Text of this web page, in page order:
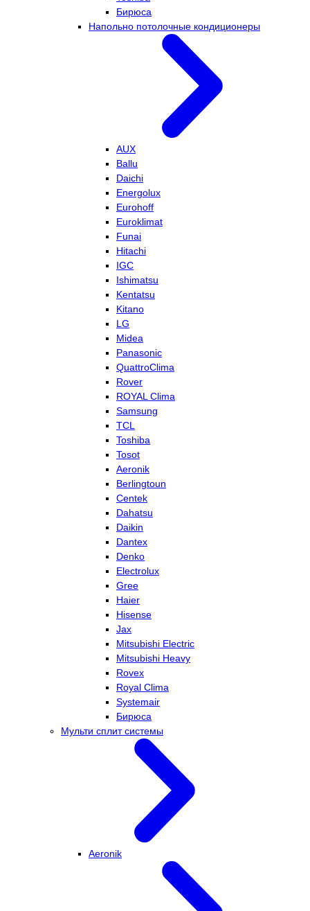
Бирюса
Напольно потолочные кондиционеры
AUX
Ballu
Daichi
Energolux
Eurohoff
Euroklimat
Funai
Hitachi
IGC
Ishimatsu
Kentatsu
Kitano
LG
Midea
Panasonic
QuattroClima
Rover
ROYAL Clima
Samsung
TCL
Toshiba
Tosot
Aeronik
Berlingtoun
Centek
Dahatsu
Daikin
Dantex
Denko
Electrolux
Gree
Haier
Hisense
Jax
Mitsubishi Electric
Mitsubishi Heavy
Rovex
Royal Clima
Systemair
Бирюса
Мульти сплит системы
Aeronik